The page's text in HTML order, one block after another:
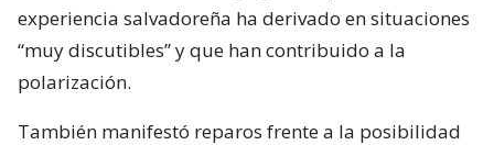
experiencia salvadoreña ha derivado en situaciones
“muy discutibles” y que han contribuido a la
polarización.
También manifestó reparos frente a la posibilidad